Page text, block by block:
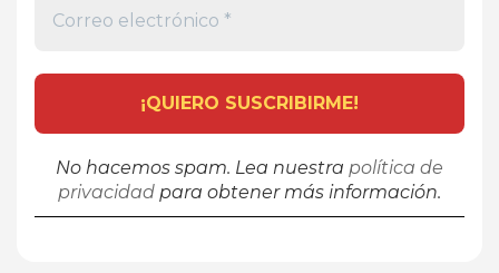
No hacemos spam. Lea nuestra política de
privacidad para obtener más información.